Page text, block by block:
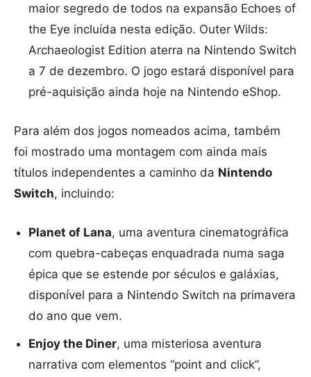
maior segredo de todos na expansão Echoes of
the Eye incluída nesta edição. Outer Wilds:
Archaeologist Edition aterra na Nintendo Switch
a 7 de dezembro. O jogo estará disponível para
pré-aquisição ainda hoje na Nintendo eShop.
Para além dos jogos nomeados acima, também
foi mostrado uma montagem com ainda mais
títulos independentes a caminho da Nintendo
Switch, incluindo:
Planet of Lana, uma aventura cinematográfica
com quebra-cabeças enquadrada numa saga
épica que se estende por séculos e galáxias,
disponível para a Nintendo Switch na primavera
do ano que vem.
Enjoy the Diner, uma misteriosa aventura
narrativa com elementos “point and click”,